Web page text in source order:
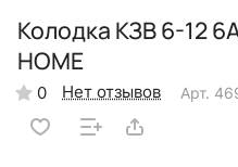
Колодка КЗВ 6-12
HOME
0 Нет отзывов Арт.